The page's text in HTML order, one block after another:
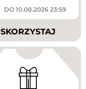
DO 10.08.2026 23:59
SKORZYSTAJ